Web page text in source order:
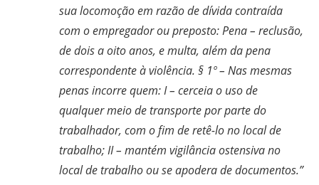
sua locomoção em razão de dívida contraída
com o empregador ou preposto: Pena – reclusão,
de dois a oito anos, e multa, além da pena
correspondente à violência. § 1º – Nas mesmas
penas incorre quem: I – cerceia o uso de
qualquer meio de transporte por parte do
trabalhador, com o fim de retê-lo no local de
trabalho; II – mantém vigilância ostensiva no
local de trabalho ou se apodera de documentos.”